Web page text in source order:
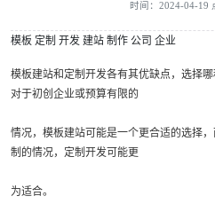
时间：2024-04-19
模板 定制 开发 建站 制作 公司 企业
模板建站和定制开发各有其优缺点，选择
对于初创企业或预算有限的
情况，模板建站可能是一个更合适的选择
制的情况，定制开发可能更
为适合。